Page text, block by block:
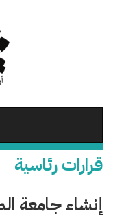
قرارات رئاسية
إنشاء جامعة